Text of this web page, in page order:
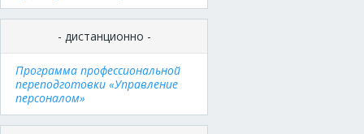
- дистанционно -
Программа профессиональной
переподготовки «Управление
персоналом»